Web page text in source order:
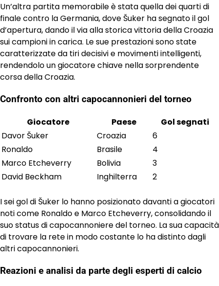
Un’altra partita memorabile è stata quella dei quarti di
finale contro la Germania, dove Šuker ha segnato il gol
d’apertura, dando il via alla storica vittoria della Croazia
sui campioni in carica. Le sue prestazioni sono state
caratterizzate da tiri decisivi e movimenti intelligenti,
rendendolo un giocatore chiave nella sorprendente
corsa della Croazia.
Confronto con altri capocannonieri del torneo
Giocatore Paese
Gol segnati
Davor Šuker
Croazia
6
Ronaldo
Brasile
4
Marco Etcheverry
Bolivia
3
David Beckham
Inghilterra 2
I sei gol di Šuker lo hanno posizionato davanti a giocatori
noti come Ronaldo e Marco Etcheverry, consolidando il
suo status di capocannoniere del torneo. La sua capacità
di trovare la rete in modo costante lo ha distinto dagli
altri capocannonieri.
Reazioni e analisi da parte degli esperti di calcio